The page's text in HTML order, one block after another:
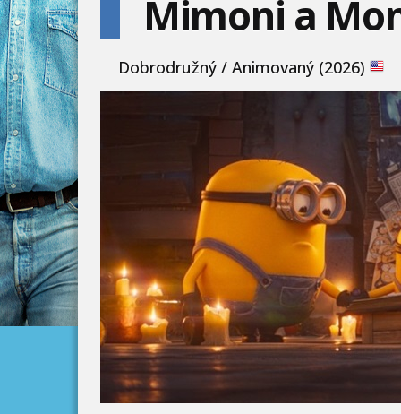
Mimoni a
Dobrodružný / Animovaný (2026)